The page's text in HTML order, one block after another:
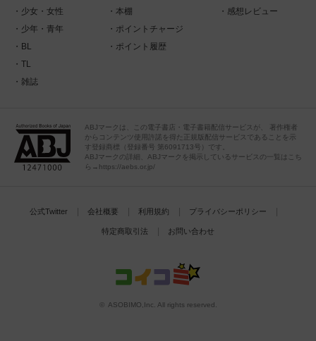
少女・女性
少年・青年
BL
TL
雑誌
本棚
ポイントチャージ
ポイント履歴
感想レビュー
ABJマークは、この電子書店・電子書籍配信サービスが、 著作権者
からコンテンツ使用許諾を得た正規版配信サービスであることを示
す登録商標（登録番号 第6091713号）です。
ABJマークの詳細、ABJマークを掲示しているサービスの一覧はこち
ら→https://aebs.or.jp/
公式Twitter 会社概要 利用規約 プライバシーポリシー
特定商取引法 お問い合わせ
© ASOBIMO,Inc. All rights reserved.